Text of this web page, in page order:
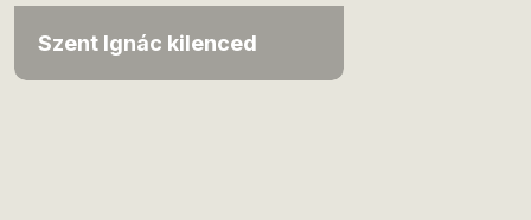
Szent Ignác kilenced